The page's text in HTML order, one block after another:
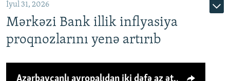
İyul 31, 2026
Mərkəzi Bank illik inflyasiya
proqnozlarını yenə artırıb